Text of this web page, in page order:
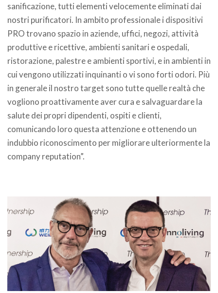
sanificazione, tutti elementi velocemente eliminati dai
nostri purificatori. In ambito professionale i dispositivi
PRO trovano spazio in aziende, uffici, negozi, attività
produttive e ricettive, ambienti sanitari e ospedali,
ristorazione, palestre e ambienti sportivi, e in ambienti in
cui vengono utilizzati inquinanti o vi sono forti odori. Più
in generale il nostro target sono tutte quelle realtà che
vogliono proattivamente aver cura e salvaguardare la
salute dei propri dipendenti, ospiti e clienti,
comunicando loro questa attenzione e ottenendo un
indubbio riconoscimento per migliorare ulteriormente la
company reputation”.